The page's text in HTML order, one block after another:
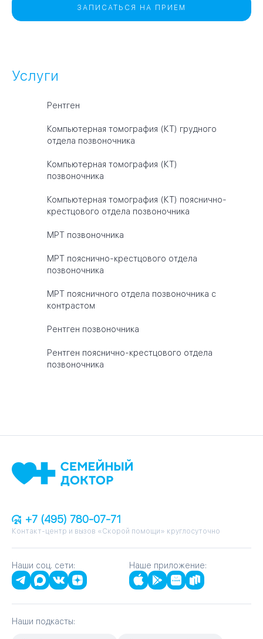
ЗАПИСАТЬСЯ НА ПРИЕМ
Услуги
Рентген
Компьютерная томография (КТ) грудного
отдела позвоночника
Компьютерная томография (КТ)
позвоночника
Компьютерная томография (КТ) пояснично-
крестцового отдела позвоночника
МРТ позвоночника
МРТ пояснично-крестцового отдела
позвоночника
МРТ поясничного отдела позвоночника с
контрастом
Рентген позвоночника
Рентген пояснично-крестцового отдела
позвоночника
+7 (495) 780-07-71
Контакт-центр и вызов «Скорой помощи» круглосуточно
Наши соц. сети: Наше приложение:
Наши подкасты: